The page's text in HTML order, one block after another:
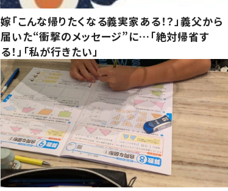
嫁「こんな帰りたくなる義実家ある！？」義父から
届いた“衝撃のメッセージ”に…「絶対帰省す
る！」「私が行きたい」